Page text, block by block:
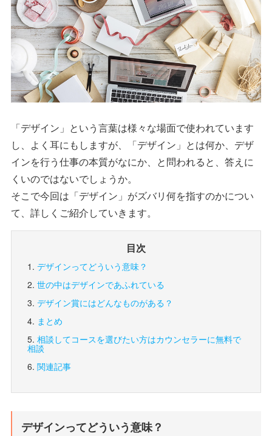
「デザイン」という言葉は様々な場面で使われています
し、よく耳にもしますが、「デザイン」とは何か、デザ
インを行う仕事の本質がなにか、と問われると、答えに
くいのではないでしょうか。
そこで今回は「デザイン」がズバリ何を指すのかについ
て、詳しくご紹介していきます。
目次
デザインってどういう意味？
世の中はデザインであふれている
デザイン賞にはどんなものがある？
まとめ
相談してコースを選びたい方はカウンセラーに無料で
相談
関連記事
デザインってどういう意味？